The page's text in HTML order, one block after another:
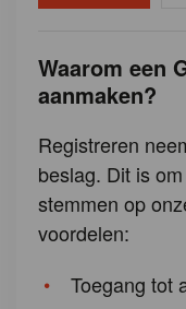
Waarom een
aanmaken?
Registreren
beslag. Dit is
stemmen op
voordelen:
Toegang tot